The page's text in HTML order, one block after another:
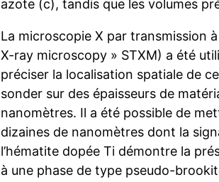
azote (c), tandis que les volumes
La microscopie X par transmission
X-ray microscopy » STXM) a été
préciser la localisation spatiale de
sonder sur des épaisseurs de
nanomètres. Il a été possible de
dizaines de nanomètres dont la
l’hématite dopée Ti démontre la
à une phase de type pseudo-